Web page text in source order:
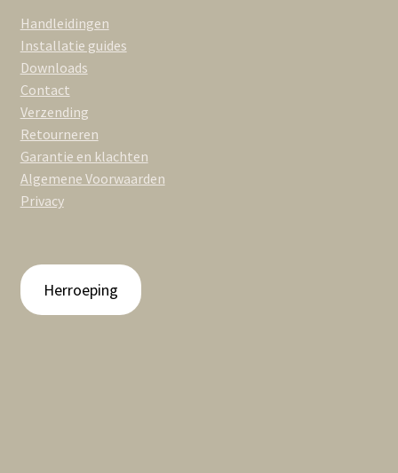
Handleidingen
Installatie guides
Downloads
Contact
Verzending
Retourneren
Garantie en klachten
Algemene Voorwaarden
Privacy
Herroeping